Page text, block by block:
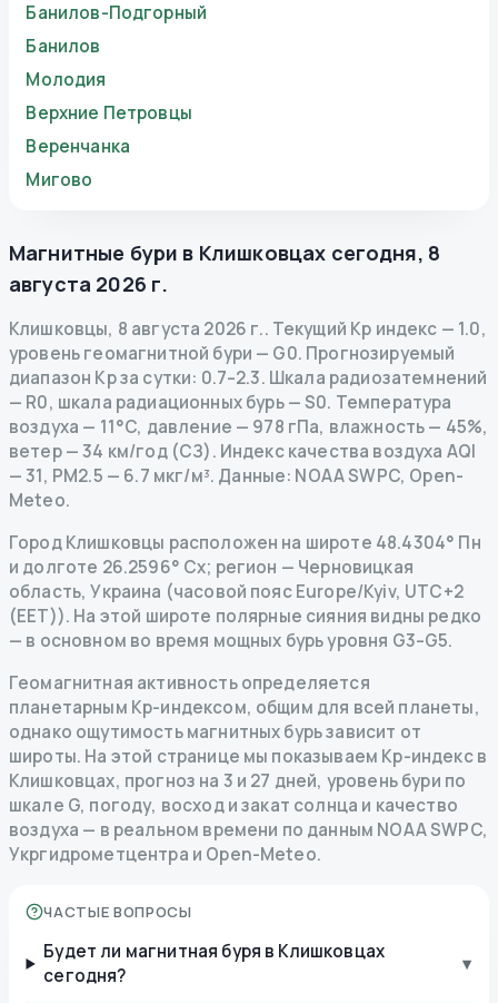
Банилов-Подгорный
Банилов
Молодия
Верхние Петровцы
Веренчанка
Мигово
Магнитные бури в Клишковцах сегодня, 8
августа 2026 г.
Клишковцы, 8 августа 2026 г.. Текущий Kp индекс — 1.0,
уровень геомагнитной бури — G0. Прогнозируемый
диапазон Kp за сутки: 0.7–2.3. Шкала радиозатемнений
— R0, шкала радиационных бурь— S0. Температура
воздуха — 11°C, давление — 978 гПа, влажность — 45%,
ветер — 34 км/год (СЗ). Индекс качества воздуха AQI
— 31, PM2.5 — 6.7 мкг/м³. Данные: NOAA SWPC, Open-
Meteo.
Город Клишковцы расположен на широте 48.4304° Пн
и долготе 26.2596° Сх; регион — Черновицкая
область, Украина (часовой пояс Europe/Kyiv, UTC+2
(EET)). На этой широте полярные сияния видны редко
— в основном во время мощных бурь уровня G3–G5.
Геомагнитная активность определяется
планетарным Kp-индексом, общим для всей планеты,
однако ощутимость магнитных бурь зависит от
широты. На этой странице мы показываем Kp-индекс в
Клишковцах, прогноз на 3 и 27 дней, уровень бури по
шкале G, погоду, восход и закат солнца и качество
воздуха — в реальном времени по данным NOAA SWPC,
Укргидрометцентра и Open-Meteo.
ЧАСТЫЕ ВОПРОСЫ
Будет ли магнитная буря в Клишковцах
сегодня?
▾